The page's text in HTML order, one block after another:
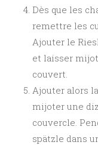
Dès que les
remettre les
Ajouter le
et laisser
couvert.
Ajouter alors
mijoter une
couvercle.
spätzle dans